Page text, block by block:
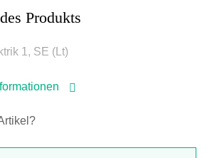
Produkts
1, SE (Lt)